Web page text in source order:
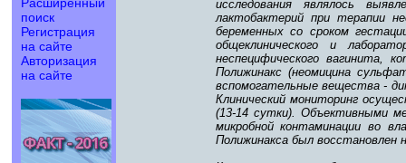
поиск
Регистрация
на сайте
Авторизация
на сайте
исследования являлось
лактобактерий при терапии
беременных со сроком
общеклинического и
неспецифического вагинита,
Полижинакс (неомицина
вспомогательные вещества -
Клинический мониторинг
(13-14 сутки). Объективными
микробной контаминации во
Полижинакса был восстановлен